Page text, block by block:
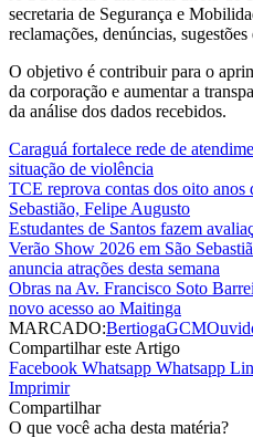
secretaria de Segurança e
reclamações, denúncias, sugestões
O objetivo é contribuir para o
da corporação e aumentar a
da análise dos dados recebidos.
Caraguá fortalece rede de
situação de violência
TCE reprova contas dos oito anos
Sebastião, Felipe Augusto
Estudantes de Santos fazem
Verão Show 2026 em São
anuncia atrações desta semana
Obras na Av. Francisco Soto
novo acesso ao Maitinga
MARCADO:BertiogaGCM
Compartilhar este Artigo
Facebook Whatsapp Whatsapp
Imprimir
Compartilhar
O que você acha desta matéria?